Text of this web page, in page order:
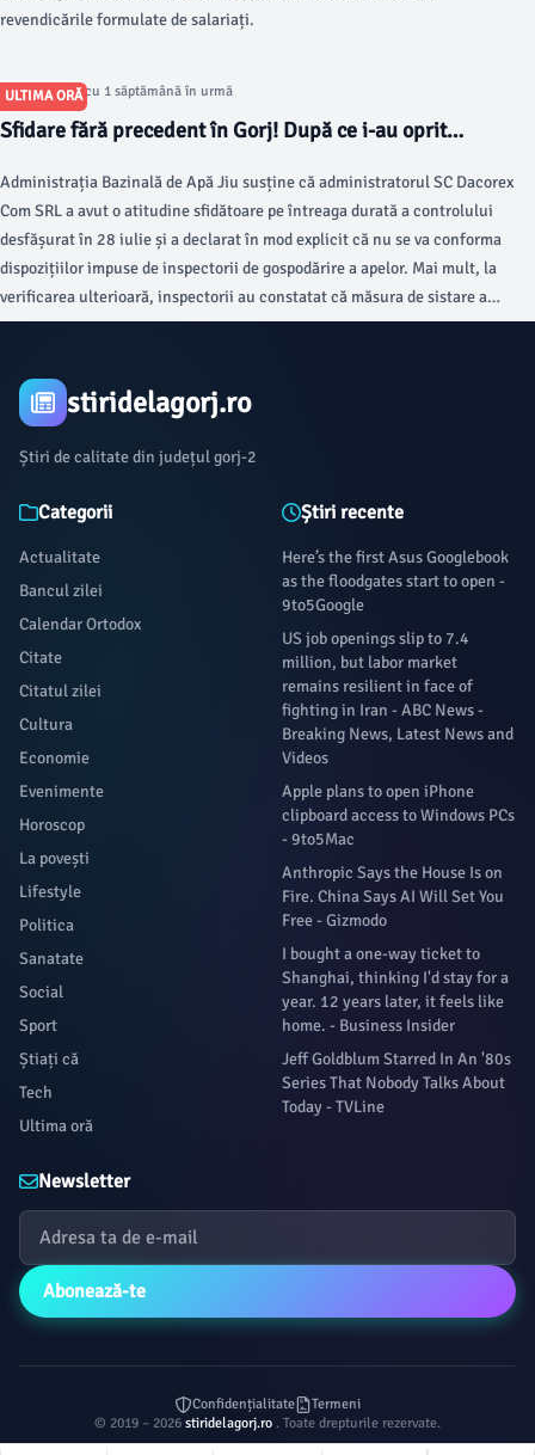
revendicările formulate de salariați.
ULTIMA ORĂ
Articol postat cu 1 săptămână în urmă
Sfidare fără precedent în Gorj! După ce i-au oprit
conformează. A urmat o nouă amendă COLOSALĂ
Administrația Bazinală de Apă Jiu susține că administratorul SC Dacorex
Com SRL a avut o atitudine sfidătoare pe întreaga durată a controlului
desfășurat în 28 iulie și a declarat în mod explicit că nu se va conforma
dispozițiilor impuse de inspectorii de gospodărire a apelor. Mai mult, la
verificarea ulterioară, inspectorii au constatat că măsura de sistare a
activității nu a fost respectată.
stiridelagorj.ro
Știri de calitate din județul gorj-2
Categorii
Actualitate
Bancul zilei
Calendar Ortodox
Citate
Citatul zilei
Cultura
Economie
Evenimente
Horoscop
La povești
Lifestyle
Politica
Sanatate
Social
Sport
Știați că
Tech
Ultima oră
Știri recente
Here’s the first Asus Googlebook
as the floodgates start to open -
9to5Google
US job openings slip to 7.4
million, but labor market
remains resilient in face of
fighting in Iran - ABC News -
Breaking News, Latest News and
Videos
Apple plans to open iPhone
clipboard access to Windows PCs
- 9to5Mac
Anthropic Says the House Is on
Fire. China Says AI Will Set You
Free - Gizmodo
I bought a one-way ticket to
Shanghai, thinking I'd stay for a
year. 12 years later, it feels like
home. - Business Insider
Jeff Goldblum Starred In An '80s
Series That Nobody Talks About
Today - TVLine
Newsletter
Abonează-te
Confidențialitate
Termeni
© 2019 – 2026 stiridelagorj.ro . Toate drepturile rezervate.